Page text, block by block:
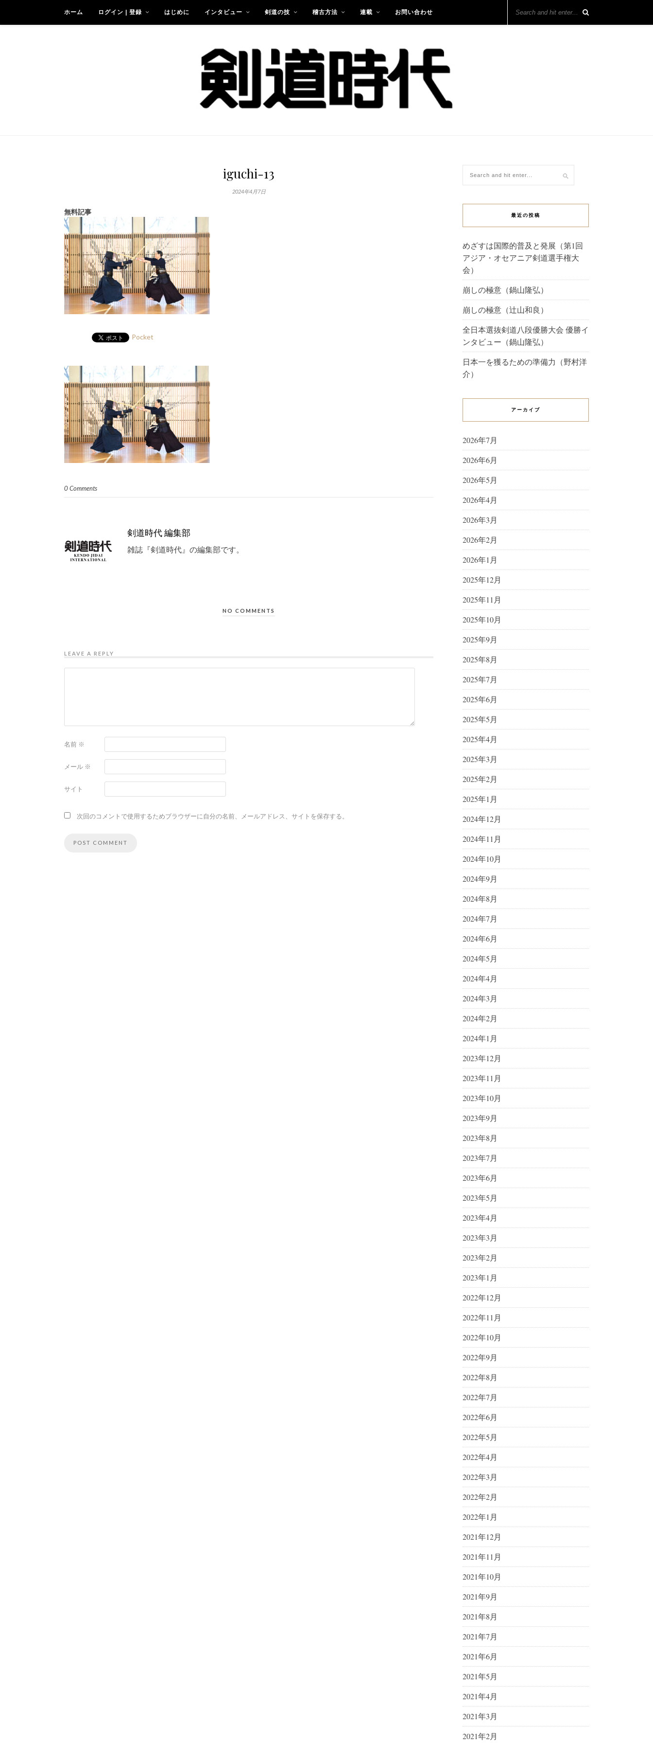
ホーム ログイン | 登録 はじめに インタビュー 剣道の技 稽古方法 連載 お問い合わせ
iguchi-13
2024年4月7日
無料記事
Pocket
0 Comments
剣道時代 編集部
雑誌『剣道時代』の編集部です。
NO COMMENTS
LEAVE A REPLY
名前 ※
メール ※
サイト
次回のコメントで使用するためブラウザーに自分の名前、メールアドレス、サイトを保存する。
最近の投稿
めざすは国際的普及と発展（第1回
アジア・オセアニア剣道選手権大
会）
崩しの極意（鍋山隆弘）
崩しの極意（辻山和良）
全日本選抜剣道八段優勝大会 優勝イ
ンタビュー（鍋山隆弘）
日本一を獲るための準備力（野村洋
介）
アーカイブ
2026年7月
2026年6月
2026年5月
2026年4月
2026年3月
2026年2月
2026年1月
2025年12月
2025年11月
2025年10月
2025年9月
2025年8月
2025年7月
2025年6月
2025年5月
2025年4月
2025年3月
2025年2月
2025年1月
2024年12月
2024年11月
2024年10月
2024年9月
2024年8月
2024年7月
2024年6月
2024年5月
2024年4月
2024年3月
2024年2月
2024年1月
2023年12月
2023年11月
2023年10月
2023年9月
2023年8月
2023年7月
2023年6月
2023年5月
2023年4月
2023年3月
2023年2月
2023年1月
2022年12月
2022年11月
2022年10月
2022年9月
2022年8月
2022年7月
2022年6月
2022年5月
2022年4月
2022年3月
2022年2月
2022年1月
2021年12月
2021年11月
2021年10月
2021年9月
2021年8月
2021年7月
2021年6月
2021年5月
2021年4月
2021年3月
2021年2月